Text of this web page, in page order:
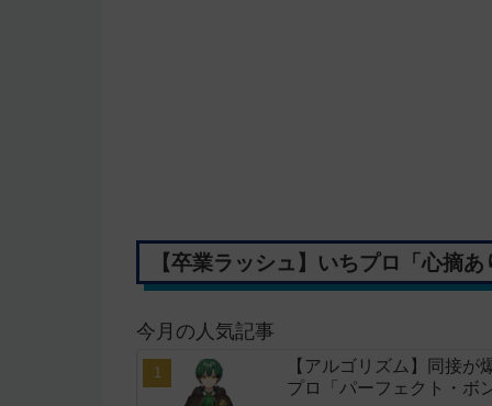
【卒業ラッシュ】いちプロ「心摘
今月の人気記事
【アルゴリズム】同接
プロ「パーフェクト・ボ